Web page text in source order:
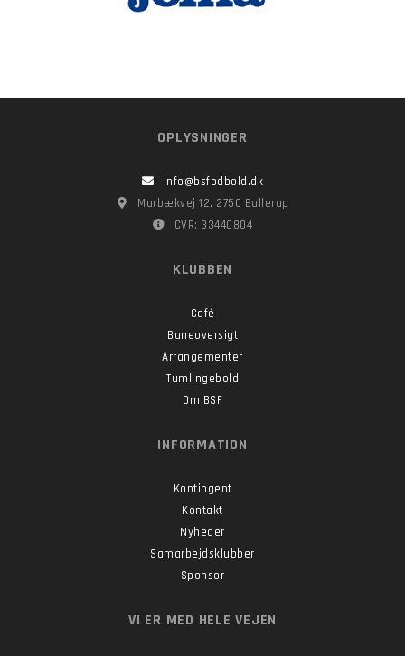
OPLYSNINGER
info@bsfodbold.dk
Marbækvej 12, 2750 Ballerup
CVR: 33440804
KLUBBEN
Café
Baneoversigt
Arrangementer
Tumlingebold
Om BSF
INFORMATION
Kontingent
Kontakt
Nyheder
Samarbejdsklubber
Sponsor
VI ER MED HELE VEJEN